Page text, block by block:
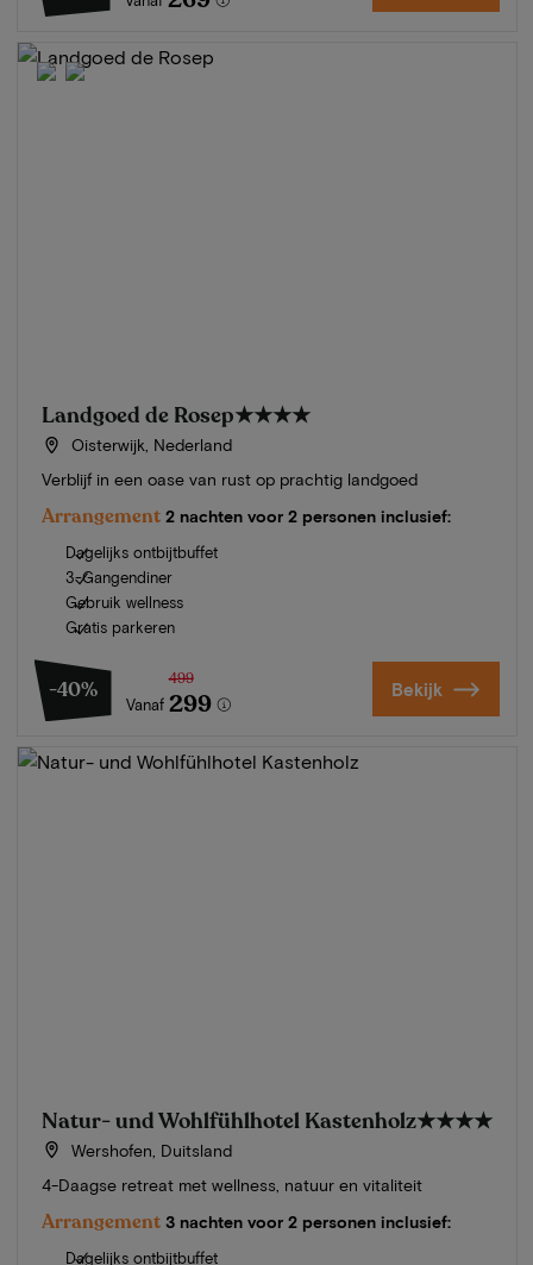
Landgoed de Rosep★★★★
Oisterwijk, Nederland
Verblijf in een oase van rust op prachtig landgoed
Arrangement 2 nachten voor 2 personen inclusief:
Dagelijks ontbijtbuffet
3-Gangendiner
Gebruik wellness
Gratis parkeren
-40%
Vanaf
499
299 Bekijk
Natur- und Wohlfühlhotel Kastenholz★★★★
Wershofen, Duitsland
4-Daagse retreat met wellness, natuur en vitaliteit
Arrangement 3 nachten voor 2 personen inclusief:
Dagelijks ontbijtbuffet